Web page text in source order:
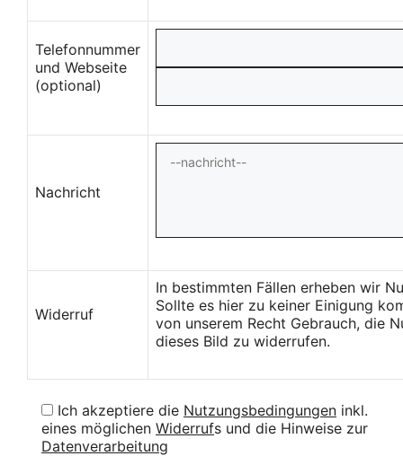
Telefonnummer
und Webseite
(optional)
Nachricht
Widerruf
In bestimmten Fällen erheben wir
Sollte es hier zu keiner Einigung
von unserem Recht Gebrauch, die
dieses Bild zu widerrufen.
Ich akzeptiere die Nutzungsbedingungen inkl.
eines möglichen Widerrufs und die Hinweise zur
Datenverarbeitung